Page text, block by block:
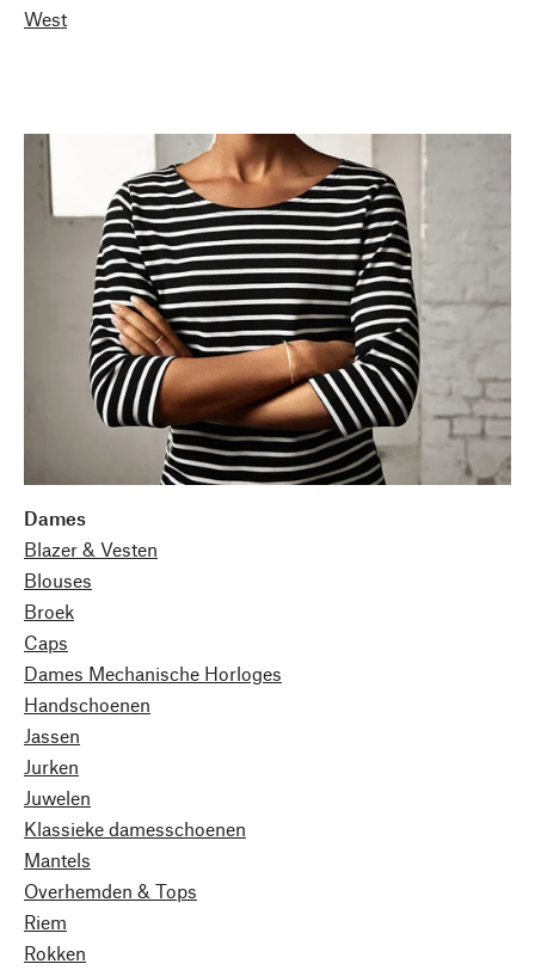
West
Dames
Blazer & Vesten
Blouses
Broek
Caps
Dames Mechanische Horloges
Handschoenen
Jassen
Jurken
Juwelen
Klassieke damesschoenen
Mantels
Overhemden & Tops
Riem
Rokken